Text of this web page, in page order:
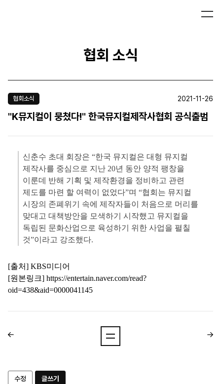
협회 소식
협회소식 2021-11-26
"K뮤지컬이 뭉쳤다!" 한국뮤지컬제작사협회 공식출범
신춘수 초대 회장은 “한국 뮤지컬은 대형 뮤지컬
제작사를 중심으로 지난 20년 동안 양적 팽창을
이룬데 반해 기획 및 제작환경을 정비하고 관련
제도를 마련 할 여력이 없었다”며 “협회는 뮤지컬
시장의 존폐위기 속에 제작자들이 처음으로 머리를
맞대고 대책방안을 모색하기 시작했고 뮤지컬을
독립된 문화산업으로 육성하기 위한 사업을 펼칠
것”이라고 강조했다.
[출처] KBS미디어
[원본링크] https://entertain.naver.com/read?
oid=438&aid=0000041145
수정 글쓰기